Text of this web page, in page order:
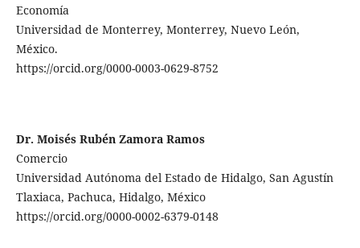
Economía
Universidad de Monterrey, Monterrey, Nuevo León,
México.
https://orcid.org/0000-0003-0629-8752
Dr. Moisés Rubén Zamora Ramos
Comercio
Universidad Autónoma del Estado de Hidalgo, San Agustín
Tlaxiaca, Pachuca, Hidalgo, México
https://orcid.org/0000-0002-6379-0148